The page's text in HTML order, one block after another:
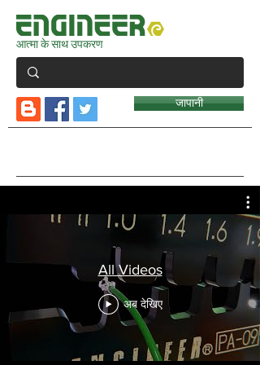
आत्मा के साथ उपकरण
जापानी
All Videos
अब देखिए